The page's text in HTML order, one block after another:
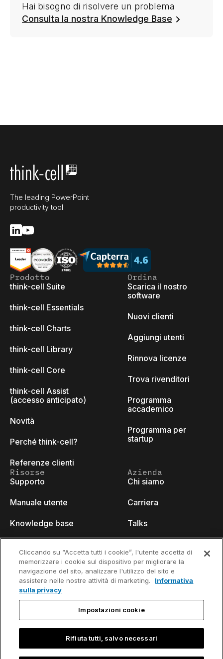
Hai bisogno di risolvere un problema
Consulta la nostra Knowledge Base
The leading PowerPoint
productivity tool
Prodotto
think-cell Suite
think-cell Essentials
think-cell Charts
think-cell Library
think-cell Core
think-cell Assist
(accesso anticipato)
Novità
Perché think-cell?
Referenze clienti
Ordina
Scarica il nostro
software
Nuovi clienti
Aggiungi utenti
Rinnova licenze
Trova rivenditori
Programma
accademico
Programma per
startup
Risorse
Supporto
Manuale utente
Knowledge base
Video tutorials
Content hub
Azienda
Chi siamo
Carriera
Talks
Developer blog
Contattaci
Informativa sulla
Informazioni di contatto e nota
Cliccando su “Accetta tutti i cookie”, l'utente accetta di
memorizzare i cookie sul dispositivo per migliorare la
navigazione del sito, analizzare l'utilizzo del sito e
assistere nelle nostre attività di marketing.
Informativa
sulla privacy
Impostazioni cookie
Rifiuta tutti, salvo necessari